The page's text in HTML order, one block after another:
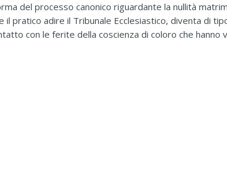
del processo canonico riguardante la nullità
pratico adire il Tribunale Ecclesiastico, diventa di
con le ferite della coscienza di coloro che hanno